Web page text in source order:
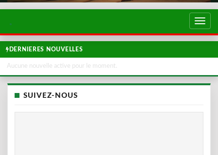
تبديل
DERNIERES NOUVELLES
Aucune nouvelle active pour le moment.
SUIVEZ-NOUS